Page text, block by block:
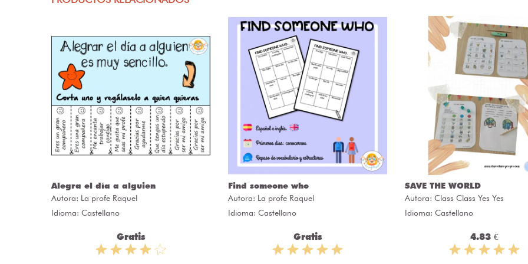
Alegra el día a alguien
Autora: La profe Raquel
Idioma: Castellano
Gratis
Find someone who
Autora: La profe Raquel
Idioma: Castellano
Gratis
SAVE THE WORLD
Autora: Class Class Yes Yes
Idioma: Castellano
4.83 €